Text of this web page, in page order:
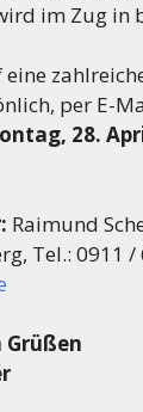
im Zug in
per E-
28.
Raimund
Tel.: 0911 /